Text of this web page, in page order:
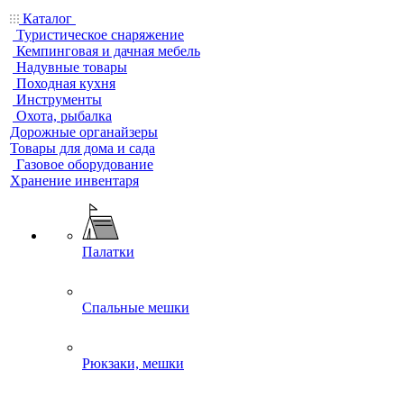
Каталог
Туристическое снаряжение
Кемпинговая и дачная мебель
Надувные товары
Походная кухня
Инструменты
Охота, рыбалка
Дорожные органайзеры
Товары для дома и сада
Газовое оборудование
Хранение инвентаря
Палатки
Спальные мешки
Рюкзаки, мешки